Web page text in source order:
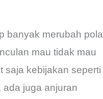
banyak merubah pola
mau tidak mau
saja kebijakan seperti
ada juga anjuran